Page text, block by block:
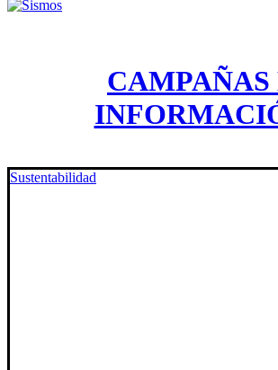
CAMPAÑAS
Sustentabilidad